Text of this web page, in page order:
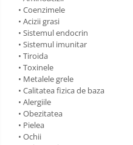
• Coenzimele
• Acizii grasi
• Sistemul endocrin
• Sistemul imunitar
• Tiroida
• Toxinele
• Metalele grele
• Calitatea fizica de baza
• Alergiile
• Obezitatea
• Pielea
• Ochii